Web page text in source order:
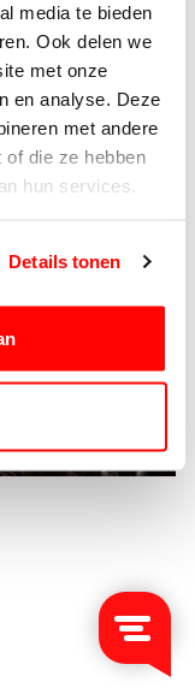
media te bieden
Ook delen we
met onze
en analyse. Deze
met andere
die ze hebben
hun services.
Details tonen